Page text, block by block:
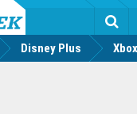
Disney Plus